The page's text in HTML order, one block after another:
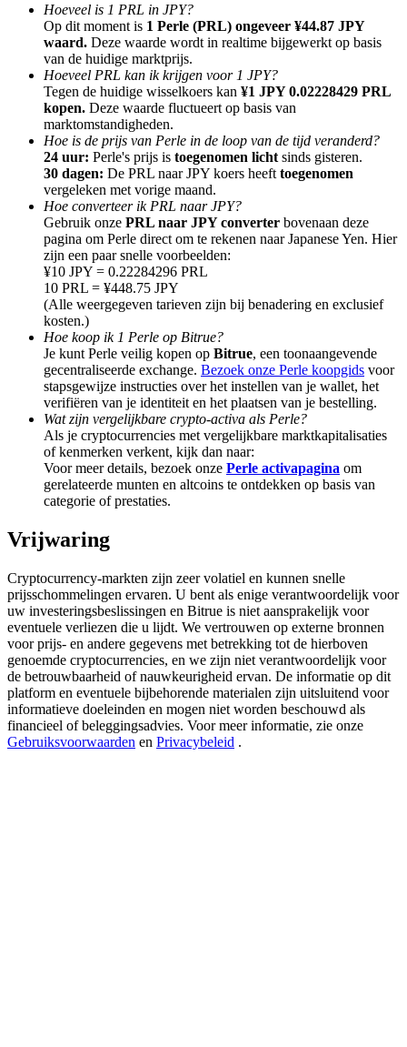
Doorverwijzing
Nodig een vriend uit om contante beloningen te ontvangen
BTC Welcome Rewards
BTC Welcome Rewards
Deposit & Trade BTC to Share 25000 USDT prize pool!
Deposit CASHCAT & Win
Share 500000 CASHCAT prize pool
Exclusive for BitMart Users
Register & Trade to Win 500,000 USDT
Hoeveel is 1 PRL in JPY?
Op dit moment is 1 Perle (PRL) ongeveer ¥44.87 JPY
waard. Deze waarde wordt in realtime bijgewerkt op basis
van de huidige marktprijs.
Hoeveel PRL kan ik krijgen voor 1 JPY?
Tegen de huidige wisselkoers kan ¥1 JPY 0.02228429 PRL
kopen. Deze waarde fluctueert op basis van
marktomstandigheden.
Hoe is de prijs van Perle in de loop van de tijd veranderd?
24 uur: Perle's prijs is toegenomen licht sinds gisteren.
30 dagen: De PRL naar JPY koers heeft toegenomen
vergeleken met vorige maand.
Hoe converteer ik PRL naar JPY?
Gebruik onze PRL naar JPY converter bovenaan deze
pagina om Perle direct om te rekenen naar Japanese Yen. Hier
zijn een paar snelle voorbeelden:
¥10 JPY = 0.22284296 PRL
10 PRL = ¥448.75 JPY
(Alle weergegeven tarieven zijn bij benadering en exclusief
kosten.)
Hoe koop ik 1 Perle op Bitrue?
Je kunt Perle veilig kopen op Bitrue, een toonaangevende
gecentraliseerde exchange. Bezoek onze Perle koopgids voor
stapsgewijze instructies over het instellen van je wallet, het
verifiëren van je identiteit en het plaatsen van je bestelling.
Wat zijn vergelijkbare crypto-activa als Perle?
Als je cryptocurrencies met vergelijkbare marktkapitalisaties
of kenmerken verkent, kijk dan naar:
Voor meer details, bezoek onze Perle activapagina om
gerelateerde munten en altcoins te ontdekken op basis van
categorie of prestaties.
Vrijwaring
Cryptocurrency-markten zijn zeer volatiel en kunnen snelle
prijsschommelingen ervaren. U bent als enige verantwoordelijk voor
uw investeringsbeslissingen en Bitrue is niet aansprakelijk voor
eventuele verliezen die u lijdt. We vertrouwen op externe bronnen
voor prijs- en andere gegevens met betrekking tot de hierboven
genoemde cryptocurrencies, en we zijn niet verantwoordelijk voor
de betrouwbaarheid of nauwkeurigheid ervan. De informatie op dit
platform en eventuele bijbehorende materialen zijn uitsluitend voor
informatieve doeleinden en mogen niet worden beschouwd als
financieel of beleggingsadvies. Voor meer informatie, zie onze
Gebruiksvoorwaarden en Privacybeleid .